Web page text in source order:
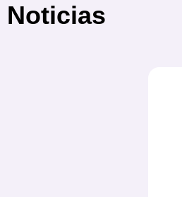
Noticias